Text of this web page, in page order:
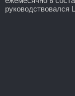
руководствовался